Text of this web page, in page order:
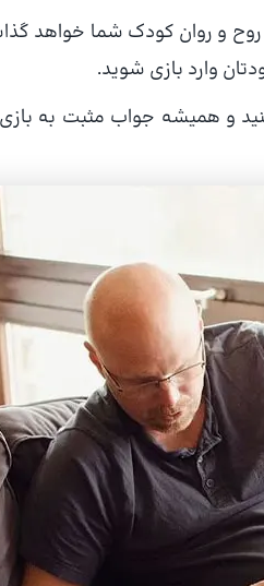
روح و روان کودک شما خواهد
وارد بازی شوید.
و همیشه جواب مثبت به